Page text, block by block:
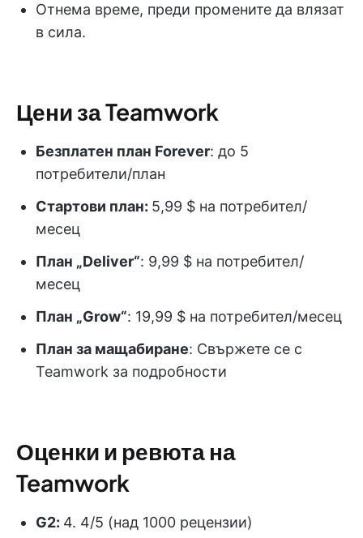
Отнема време, преди промените да влязат
в сила.
Цени за Teamwork
Безплатен план Forever: до 5
потребители/план
Стартови план: 5,99 $ на потребител/
месец
План „Deliver“: 9,99 $ на потребител/
месец
План „Grow“: 19,99 $ на потребител/месец
План за мащабиране: Свържете се с
Teamwork за подробности
Оценки и ревюта на
Teamwork
G2: 4. 4/5 (над 1000 рецензии)